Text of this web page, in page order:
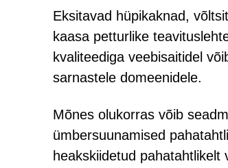
Eksitavad hüpikaknad,
kaasa petturlike
kvaliteediga veebisaitidel
sarnastele domeenidele.
Mõnes olukorras võib
ümbersuunamised
heakskiidetud